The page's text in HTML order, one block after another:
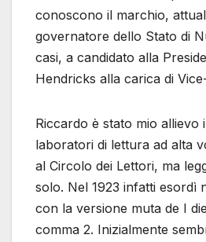
conoscono il marchio,
governatore dello Stato di
casi, a candidato alla
Hendricks alla carica di
Riccardo è stato mio allievo
laboratori di lettura ad alta
al Circolo dei Lettori, ma
solo. Nel 1923 infatti esordì
con la versione muta de I
comma 2. Inizialmente